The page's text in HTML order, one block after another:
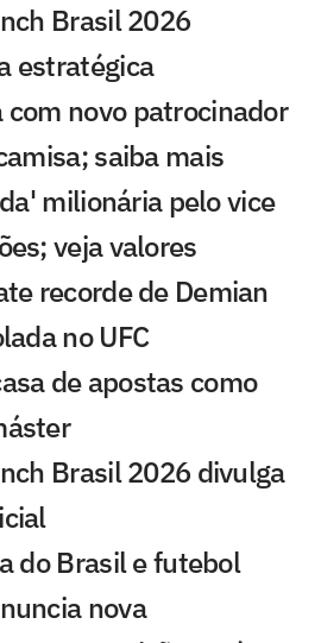
Brasil 2026
estratégica
com novo patrocinador
saiba mais
milionária pelo vice
veja valores
recorde de Demian
no UFC
de apostas como
Brasil 2026 divulga
do Brasil e futebol
nova